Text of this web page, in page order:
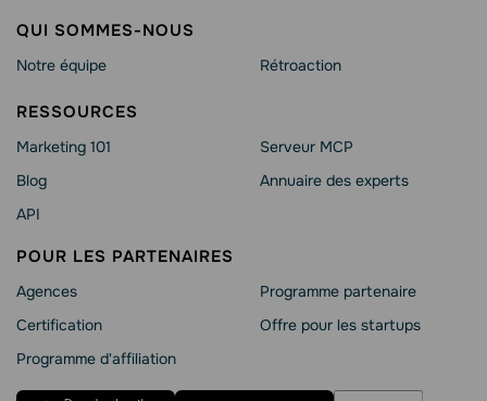
QUI SOMMES-NOUS
Notre équipe Rétroaction
RESSOURCES
Marketing 101
Blog
API
Serveur MCP
Annuaire des experts
POUR LES PARTENAIRES
Agences
Сertification
Programme d'affiliation
Programme partenaire
Offre pour les startups